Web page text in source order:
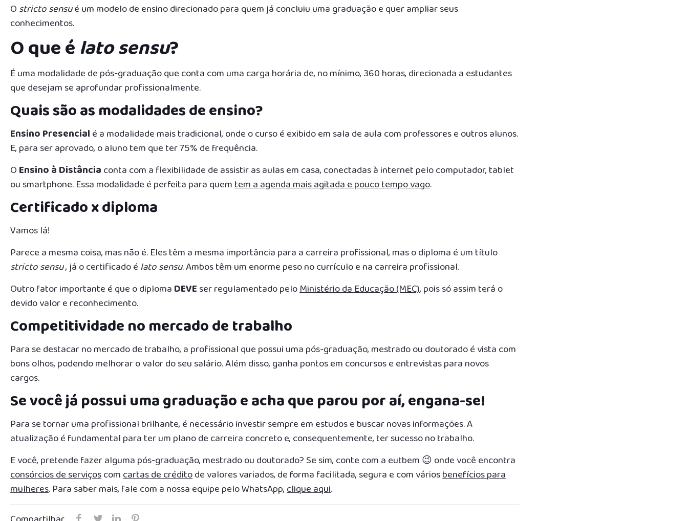
O stricto sensué um modelo de ensino direcionado para quem já concluiu uma graduação e quer ampliar seus
conhecimentos.
O que élato sensu?
É uma modalidade de pós-graduação que conta com uma carga horária de, no mínimo, 360 horas, direcionada a estudantes
que desejam se aprofundar profissionalmente.
Quais são as modalidades de ensino?
Ensino Presencial é a modalidade mais tradicional, onde o curso é exibido em sala de aula com professores e outros alunos.
E, para ser aprovado, o aluno tem que ter 75% de frequência.
O Ensino à Distância conta com a flexibilidade de assistir as aulas em casa, conectadas à internet pelo computador, tablet
ou smartphone. Essa modalidade é perfeita para quemtem a agenda mais agitada e pouco tempo vago.
Certificado x diploma
Vamos lá!
Parece a mesma coisa, mas não é. Eles têm a mesma importância para a carreira profissional, mas o diploma é um título
stricto sensu, já o certificado é lato sensu. Ambos têm um enorme peso no currículo e na carreira profissional.
Outro fator importante é que o diploma DEVE ser regulamentado peloMinistério da Educação (MEC), pois só assim terá o
devido valor e reconhecimento.
Competitividade no mercado de trabalho
Para se destacar no mercado de trabalho, a profissional que possui uma pós-graduação, mestrado ou doutorado é vista com
bons olhos, podendo melhorar o valor do seu salário. Além disso, ganha pontos em concursos e entrevistas para novos
cargos.
Se você já possui uma graduação e acha que parou por aí, engana-se!
Para se tornar uma profissional brilhante, é necessário investir sempre em estudos e buscar novas informações. A
atualização é fundamental para ter um plano de carreira concreto e, consequentemente, ter sucesso no trabalho.
E você, pretende fazer alguma pós-graduação, mestrado ou doutorado? Se sim, conte com a eutbem 😉 onde você encontra
consórcios de serviçoscomcartas de créditode valores variados, de forma facilitada, segura e com váriosbenefícios para
mulheres. Para saber mais, fale com a nossa equipe pelo WhatsApp,clique aqui.